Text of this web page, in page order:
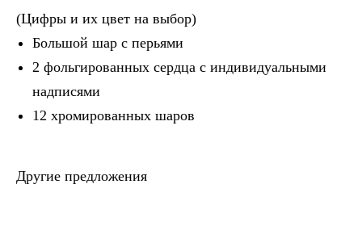
(Цифры и их цвет на выбор)
Большой шар с перьями
2 фольгированных сердца с индивидуальными
надписями
12 хромированных шаров
Другие предложения